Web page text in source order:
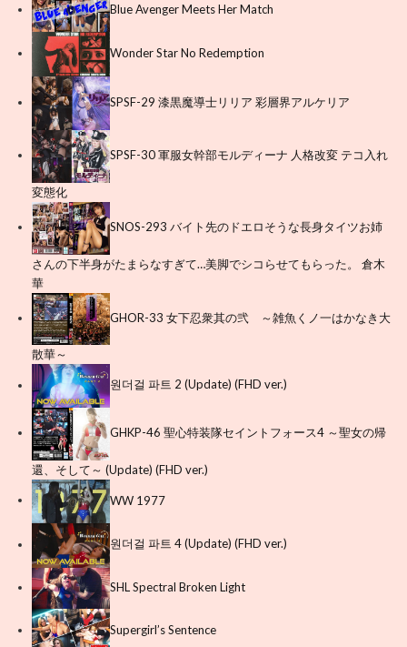
Blue Avenger Meets Her Match
Wonder Star No Redemption
SPSF-29 漆黒魔導士リリア 彩層界アルケリア
SPSF-30 軍服女幹部モルディーナ 人格改変 テコ入れ
変態化
SNOS-293 バイト先のドエロそうな長身タイツお姉
さんの下半身がたまらなすぎて…美脚でシコらせてもらった。 倉木
華
GHOR-33 女下忍衆其の弐 ～雑魚くノ一はかなき大
散華～
원더걸 파트 2 (Update) (FHD ver.)
GHKP-46 聖心特装隊セイントフォース4 ～聖女の帰
還、そして～ (Update) (FHD ver.)
WW 1977
원더걸 파트 4 (Update) (FHD ver.)
SHL Spectral Broken Light
Supergirl’s Sentence